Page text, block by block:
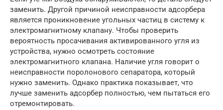
заменить. Другой причиной неисправности адсорбера
является проникновение угольных частиц в систему к
электромагнитному клапану. Чтобы проверить
вероятность просачивания активированного угля из
устройства, нужно осмотреть состояние
электромагнитного клапана. Наличие угля говорит о
неисправности поролонового сепаратора, который
нужно заменить. Однако практика показывает, что
лучше заменить адсорбер полностью, чем пытаться его
отремонтировать.